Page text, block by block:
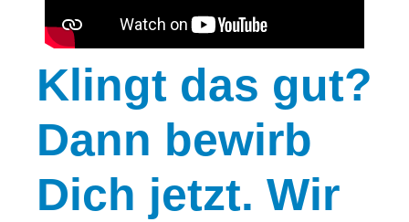
Klingt das gut?
Dann bewirb
Dich jetzt. Wir